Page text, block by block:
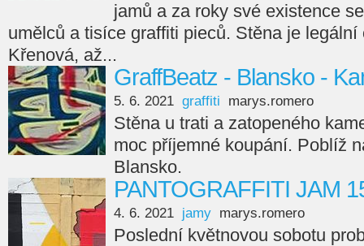
jamů a za roky své existence
umělců a tisíce graffiti pieců. Stěna je
Křenová, až...
GraffBeatz - Blansko -
5. 6. 2021 graffiti marys.romero
Stěna u trati a zatopeného
moc příjemné koupání. Poblíž
Blansko.
PANTOGRAFFITI JAM
4. 6. 2021 jamy marys.romero
Poslední květnovou sobotu